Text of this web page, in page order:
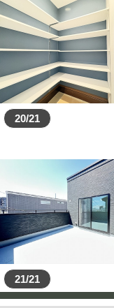
20/21
21/21